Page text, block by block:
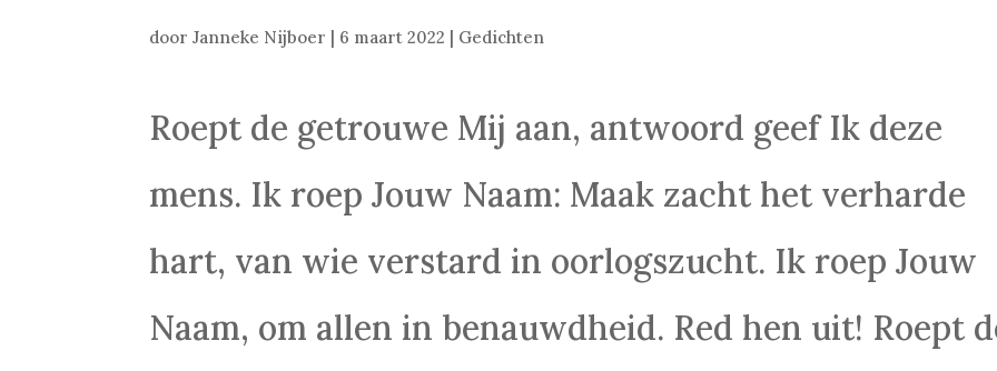
doorJanneke Nijboer | 6 maart 2022 | Gedichten
Roept de getrouwe Mij aan, antwoord geef Ik deze
mens. Ik roep Jouw Naam: Maak zacht het verharde
hart, van wie verstard in oorlogszucht. Ik roep Jouw
Naam, om allen in benauwdheid. Red hen uit! Roept